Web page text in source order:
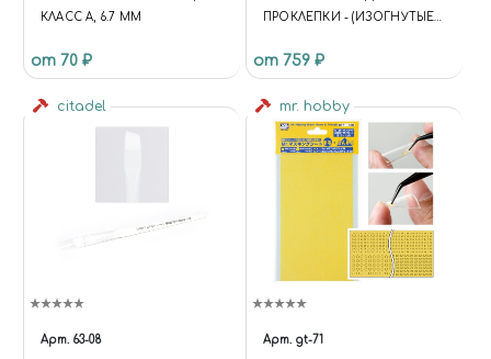
КЛАСС А, 6.7 ММ
от 70 ₽
ПРОКЛЕПКИ - (ИЗОГНУТЫЕ
10%)
от 759 ₽
citadel
Арт. 63-08
mr. hobby
Арт. gt-71